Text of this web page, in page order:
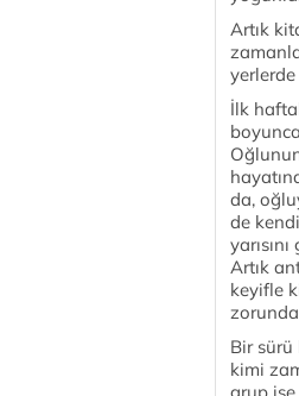
Artık
İlk
da,
de
Artık
keyifle
Bir sürü
kimi